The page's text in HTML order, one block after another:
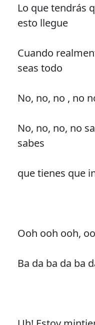
Lo que tendrás
esto llegue
Cuando
seas todo
No, no, no , no
No, no, no, no
sabes
que tienes que
Ooh ooh ooh,
Ba da ba da ba